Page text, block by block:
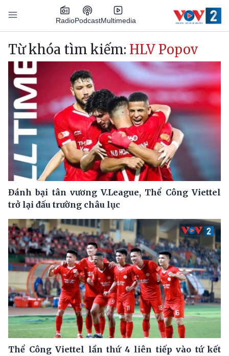
Nhảy đến nội dung
RadioPodcastMultimedia
Main navigation
Từ khóa tìm kiếm: HLV Popov
Đánh bại tân vương V.League, Thể Công Viettel
trở lại đấu trường châu lục
Thể Công Viettel lần thứ 4 liên tiếp vào tứ kết